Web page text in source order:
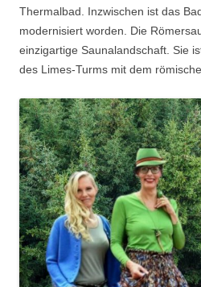
Thermalbad. Inzwischen ist das
modernisiert worden. Die
einzigartige Saunalandschaft. Sie
des Limes-Turms mit dem